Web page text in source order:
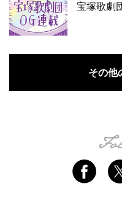
宝塚歌劇
その他